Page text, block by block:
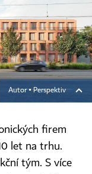
Autor ▪Perspektiv
firem
let na trhu.
tým. S více